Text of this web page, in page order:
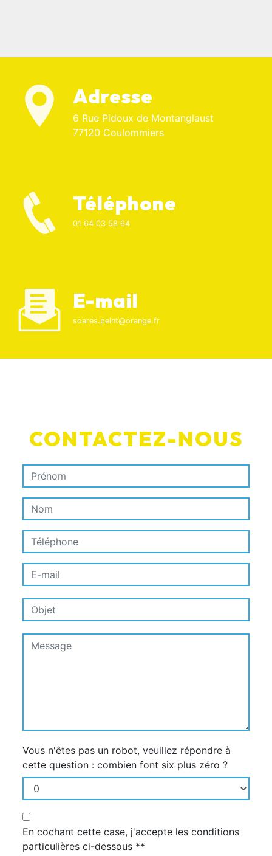
Adresse
6 Rue Pidoux de Montanglaust
77120 Coulommiers
Téléphone
01 64 03 58 64
E-mail
soares.peint@orange.fr
CONTACTEZ-NOUS
Vous n'êtes pas un robot, veuillez répondre à
cette question : combien font six plus zéro ?
En cochant cette case, j'accepte les conditions
particulières ci-dessous **